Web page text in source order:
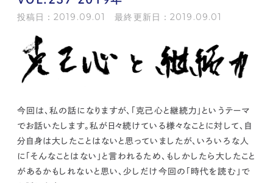
個人投資家の皆様へ
よくある質問・用語集
IRメール登録
中途採用
お問い合わせ
asul
サイト
ーム
カスタマーハラスメントポリ
プライバシーポリシー
情報セキュリティ・DX方針及び戦略サイトマップ
©2025 AREALINK.
投稿日：2019.09.01 最終更新日：2019.09.01
今回は、私の話になりますが、「克己心と継続力」というテーマ
でお話いたします。私が日々続けている様々なことに対して、自
分自身は大したことはないと思っていましたが、いろいろな人
に「そんなことはない」と言われるため、もしかしたら大したこと
があるかもしれないと思い、少しだけ今回の「時代を読む」で